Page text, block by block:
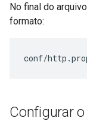
No final do
formato:
conf/
Configurar